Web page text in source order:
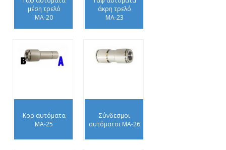
μέση τρελό
ΜΑ-20
άκρη τρελό
ΜΑ-23
Κορ αυτόματα
ΜΑ-25
Σύνδεσμοι
αυτόματοι ΜΑ-26